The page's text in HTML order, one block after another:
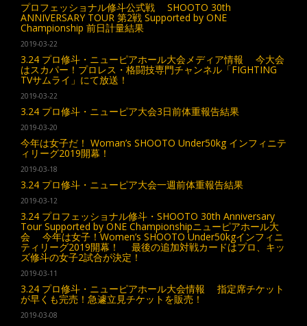
プロフェッショナル修斗公式戦 SHOOTO 30th
ANNIVERSARY TOUR 第2戦 Supported by ONE
Championship 前日計量結果
2019-03-22
3.24 プロ修斗・ニューピアホール大会メディア情報 今大会
はスカパー！プロレス・格闘技専門チャンネル「FIGHTING
TVサムライ」にて放送！
2019-03-22
3.24 プロ修斗・ニューピア大会3日前体重報告結果
2019-03-20
今年は女子だ！ Woman’s SHOOTO Under50kg インフィニテ
ィリーグ2019開幕！
2019-03-18
3.24 プロ修斗・ニューピア大会一週前体重報告結果
2019-03-12
3.24 プロフェッショナル修斗・SHOOTO 30th Anniversary
Tour Supported by ONE Championshipニューピアホール大
会 今年は女子！Women’s SHOOTO Under50kgインフィニ
ティリーグ2019開幕！ 最後の追加対戦カードはプロ、キッ
ズ修斗の女子2試合が決定！
2019-03-11
3.24 プロ修斗・ニューピアホール大会情報 指定席チケット
が早くも完売！急遽立見チケットを販売！
2019-03-08